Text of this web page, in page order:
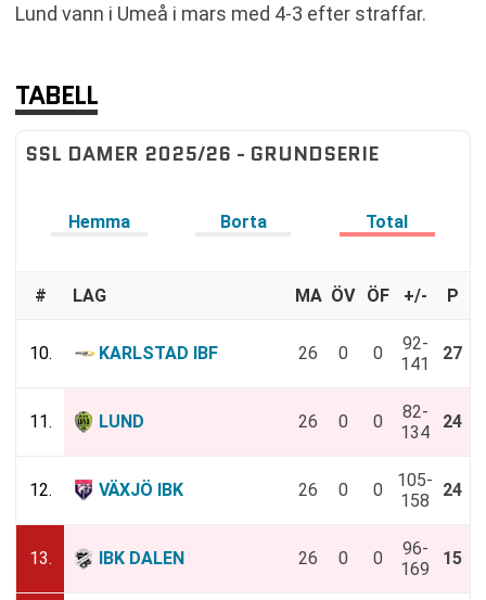
Lund vann i Umeå i mars med 4-3 efter straffar.
TABELL
SSL DAMER 2025/26 - GRUNDSERIE
Hemma Borta Total
# LAG MA ÖV ÖF +/- P
10. KARLSTAD IBF 26 0 0
92-
141
27
11. LUND 26 0 0
82-
134
24
12. VÄXJÖ IBK 26 0 0
105-
158
24
13. IBK DALEN 26 0 0
96-
169
15